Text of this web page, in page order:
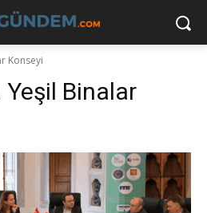
Konseyi
Yeşil Binalar